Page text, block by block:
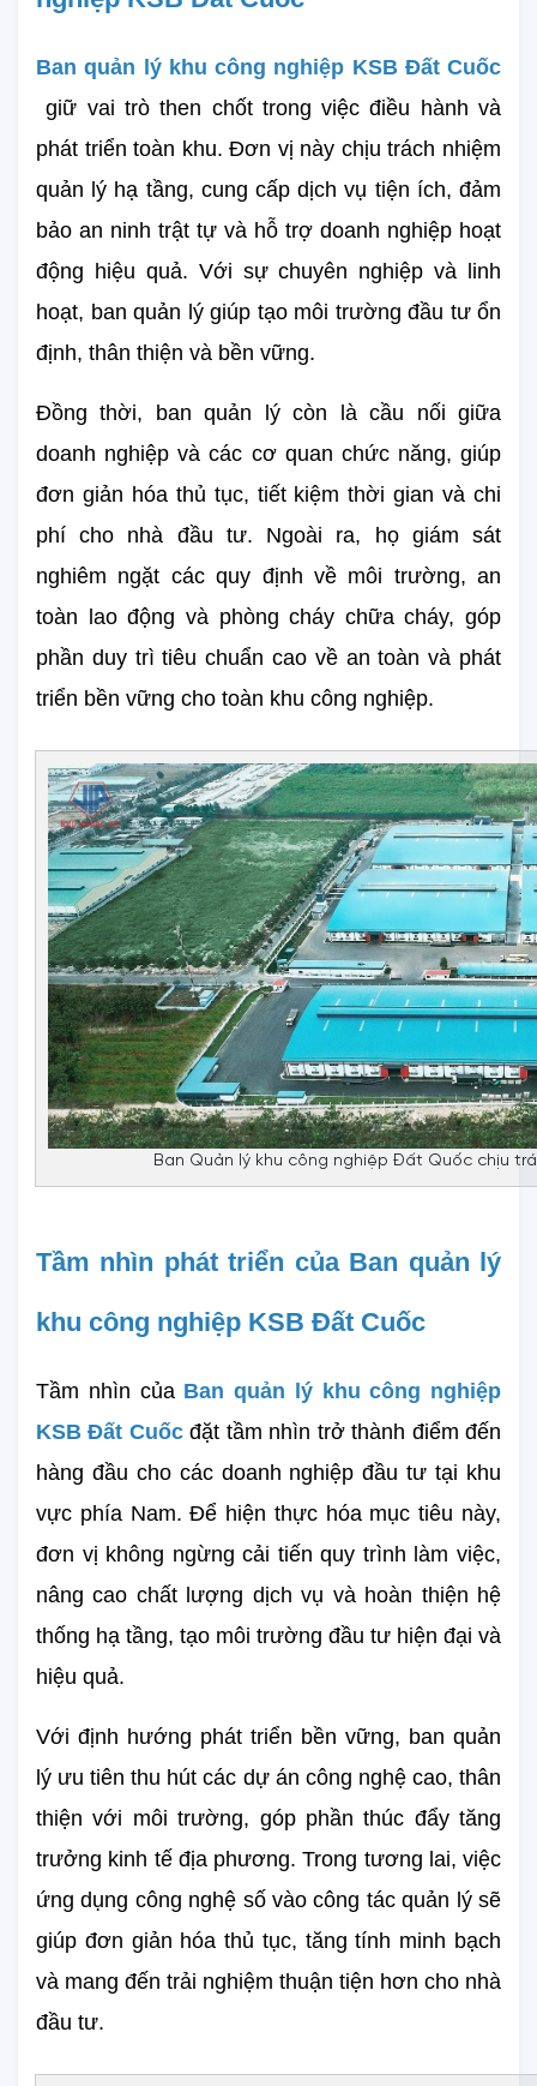
Ban quản lý khu công nghiệp KSB Đất Cuốc
giữ vai trò then chốt trong việc điều hành và
phát triển toàn khu. Đơn vị này chịu trách nhiệm
quản lý hạ tầng, cung cấp dịch vụ tiện ích, đảm
bảo an ninh trật tự và hỗ trợ doanh nghiệp hoạt
động hiệu quả. Với sự chuyên nghiệp và linh
hoạt, ban quản lý giúp tạo môi trường đầu tư ổn
định, thân thiện và bền vững.
Đồng thời, ban quản lý còn là cầu nối giữa
doanh nghiệp và các cơ quan chức năng, giúp
đơn giản hóa thủ tục, tiết kiệm thời gian và chi
phí cho nhà đầu tư. Ngoài ra, họ giám sát
nghiêm ngặt các quy định về môi trường, an
toàn lao động và phòng cháy chữa cháy, góp
phần duy trì tiêu chuẩn cao về an toàn và phát
triển bền vững cho toàn khu công nghiệp.
Ban Quản lý khu công nghiệp Đất Quốc chịu
Tầm nhìn phát triển của Ban quản lý
khu công nghiệp KSB Đất Cuốc
Tầm nhìn của Ban quản lý khu công nghiệp
KSB Đất Cuốc đặt tầm nhìn trở thành điểm đến
hàng đầu cho các doanh nghiệp đầu tư tại khu
vực phía Nam. Để hiện thực hóa mục tiêu này,
đơn vị không ngừng cải tiến quy trình làm việc,
nâng cao chất lượng dịch vụ và hoàn thiện hệ
thống hạ tầng, tạo môi trường đầu tư hiện đại và
hiệu quả.
Với định hướng phát triển bền vững, ban quản
lý ưu tiên thu hút các dự án công nghệ cao, thân
thiện với môi trường, góp phần thúc đẩy tăng
trưởng kinh tế địa phương. Trong tương lai, việc
ứng dụng công nghệ số vào công tác quản lý sẽ
giúp đơn giản hóa thủ tục, tăng tính minh bạch
và mang đến trải nghiệm thuận tiện hơn cho nhà
đầu tư.